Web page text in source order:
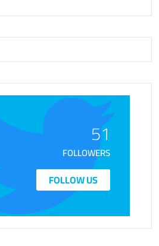
51
FOLLOWERS
FOLLOW US